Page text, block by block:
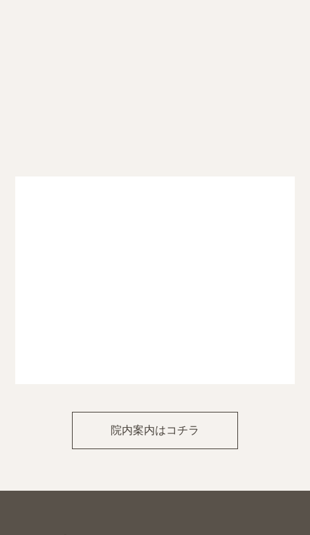
院内案内はコチラ